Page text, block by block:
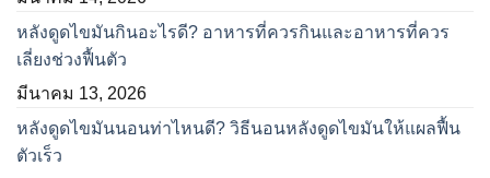
หลังดูดไขมันกินอะไรดี? อาหารที่ควรกินและอาหารที่ควร
เลี่ยงช่วงฟื้นตัว
มีนาคม 13, 2026
หลังดูดไขมันนอนท่าไหนดี? วิธีนอนหลังดูดไขมันให้แผลฟื้น
ตัวเร็ว